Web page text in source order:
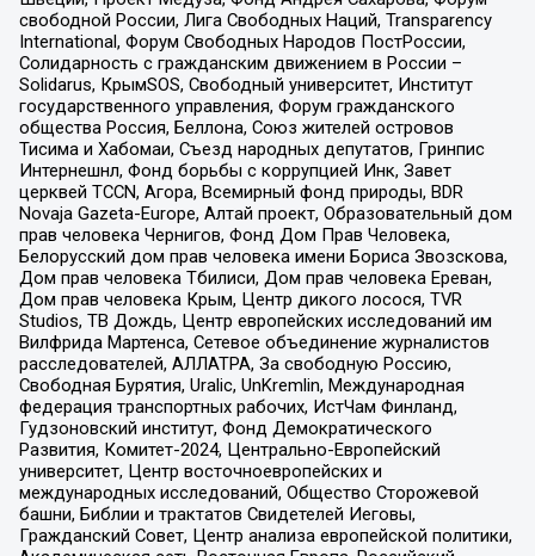
свободной России, Лига Свободных Наций, Transparеncy
International, Форум Свободных Народов ПостРоссии,
Солидарность с гражданским движением в России –
Solidarus, КрымSOS, Свободный университет, Институт
государственного управления, Форум гражданского
общества Россия, Беллона, Союз жителей островов
Тисима и Хабомаи, Съезд народных депутатов, Гринпис
Интернешнл, Фонд борьбы с коррупцией Инк, Завет
церквей TCCN, Агора, Всемирный фонд природы, BDR
Novaja Gazeta-Europe, Алтай проект, Образовательный дом
прав человека Чернигов, Фонд Дом Прав Человека,
Белорусский дом прав человека имени Бориса Звозскова,
Дом прав человека Тбилиси, Дом прав человека Ереван,
Дом прав человека Крым, Центр дикого лосося, TVR
Studios, ТВ Дождь, Центр европейских исследований им
Вилфрида Мартенса, Сетевое объединение журналистов
расследователей, АЛЛАТРА, За свободную Россию,
Свободная Бурятия, Uralic, UnKremlin, Международная
федерация транспортных рабочих, ИстЧам Финланд,
Гудзоновский институт, Фонд Демократического
Развития, Комитет-2024, Центрально-Европейский
университет, Центр восточноевропейских и
международных исследований, Общество Сторожевой
башни, Библии и трактатов Свидетелей Иеговы,
Гражданский Совет, Центр анализа европейской политики,